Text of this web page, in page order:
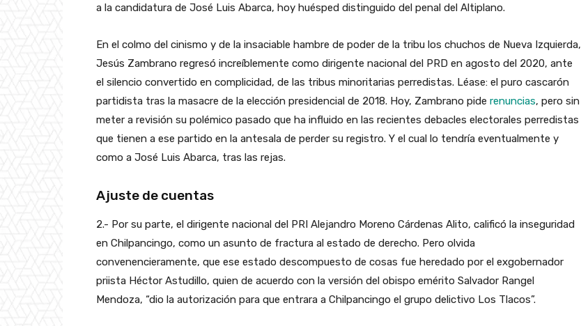
a la candidatura de José Luis Abarca, hoy huésped distinguido del penal del Altiplano.
En el colmo del cinismo y de la insaciable hambre de poder de la tribu los chuchos de Nueva Izquierda,
Jesús Zambrano regresó increíblemente como dirigente nacional del PRD en agosto del 2020, ante
el silencio convertido en complicidad, de las tribus minoritarias perredistas. Léase: el puro cascarón
partidista tras la masacre de la elección presidencial de 2018. Hoy, Zambrano pide renuncias, pero sin
meter a revisión su polémico pasado que ha influido en las recientes debacles electorales perredistas
que tienen a ese partido en la antesala de perder su registro. Y el cual lo tendría eventualmente y
como a José Luis Abarca, tras las rejas.
Ajuste de cuentas
2.- Por su parte, el dirigente nacional del PRI Alejandro Moreno Cárdenas Alito, calificó la inseguridad
en Chilpancingo, como un asunto de fractura al estado de derecho. Pero olvida
convenencieramente, que ese estado descompuesto de cosas fue heredado por el exgobernador
priista Héctor Astudillo, quien de acuerdo con la versión del obispo emérito Salvador Rangel
Mendoza, “dio la autorización para que entrara a Chilpancingo el grupo delictivo Los Tlacos”.